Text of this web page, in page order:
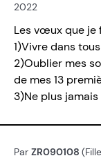
2022
Les vœux que je
1)Vivre dans
2)Oublier mes
de mes 13
3)Ne plus
Par ZR090108